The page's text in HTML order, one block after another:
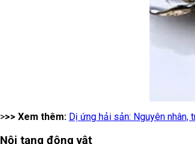
>>> Xem thêm: Dị ứng hải sản: Nguyên nhân,
Nội tạng động vật